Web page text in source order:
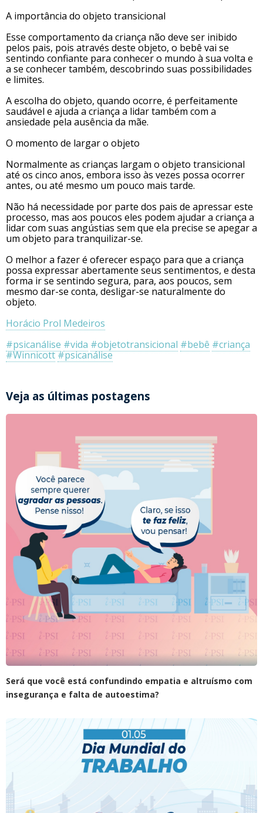
A importância do objeto transicional
Esse comportamento da criança não deve ser inibido
pelos pais, pois através deste objeto, o bebê vai se
sentindo confiante para conhecer o mundo à sua volta e
a se conhecer também, descobrindo suas possibilidades
e limites.
A escolha do objeto, quando ocorre, é perfeitamente
saudável e ajuda a criança a lidar também com a
ansiedade pela ausência da mãe.
O momento de largar o objeto
Normalmente as crianças largam o objeto transicional
até os cinco anos, embora isso às vezes possa ocorrer
antes, ou até mesmo um pouco mais tarde.
Não há necessidade por parte dos pais de apressar este
processo, mas aos poucos eles podem ajudar a criança a
lidar com suas angústias sem que ela precise se apegar a
um objeto para tranquilizar-se.
O melhor a fazer é oferecer espaço para que a criança
possa expressar abertamente seus sentimentos, e desta
forma ir se sentindo segura, para, aos poucos, sem
mesmo dar-se conta, desligar-se naturalmente do
objeto.
Horácio Prol Medeiros
#psicanálise #vida #objetotransicional #bebê #criança
#Winnicott #psicanálise
Veja as últimas postagens
Será que você está confundindo empatia e altruísmo com
insegurança e falta de autoestima?